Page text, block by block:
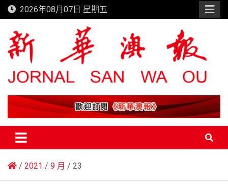
Skip
to
content
2026年08月07日 星期五
新華澳報
2021 9 月 23